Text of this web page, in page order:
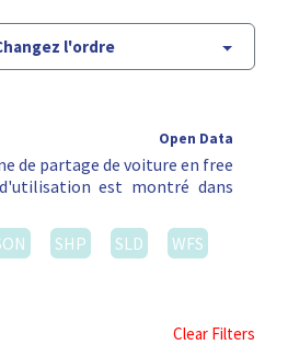
l'ordre
Open Data
de partage de voiture en free
est montré dans
SHP SLD
WFS
Clear Filters